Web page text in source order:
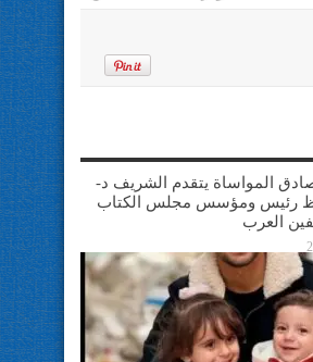
المواساة يتقدم الشريف د-
رئيس ومؤسس مجلس الكتاب
العرب